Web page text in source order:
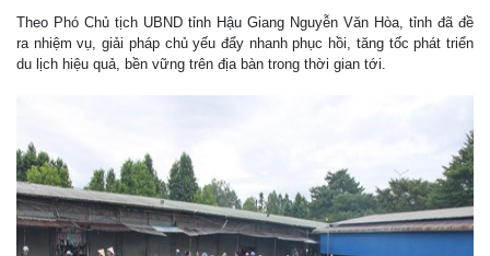
Theo Phó Chủ tịch UBND tỉnh Hậu Giang Nguyễn Văn Hòa, tỉnh đã đề
ra nhiệm vụ, giải pháp chủ yếu đẩy nhanh phục hồi, tăng tốc phát triển
du lịch hiệu quả, bền vững trên địa bàn trong thời gian tới.